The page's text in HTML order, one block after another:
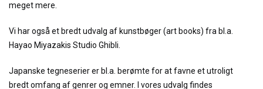
meget mere.
Vi har også et bredt udvalg af kunstbøger (art books) fra bl.a.
Hayao Miyazakis Studio Ghibli.
Japanske tegneserier er bl.a. berømte for at favne et utroligt
bredt omfang af genrer og emner. I vores udvalg findes